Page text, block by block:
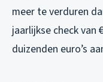
meer te verduren
jaarlijkse check van
duizenden euro’s